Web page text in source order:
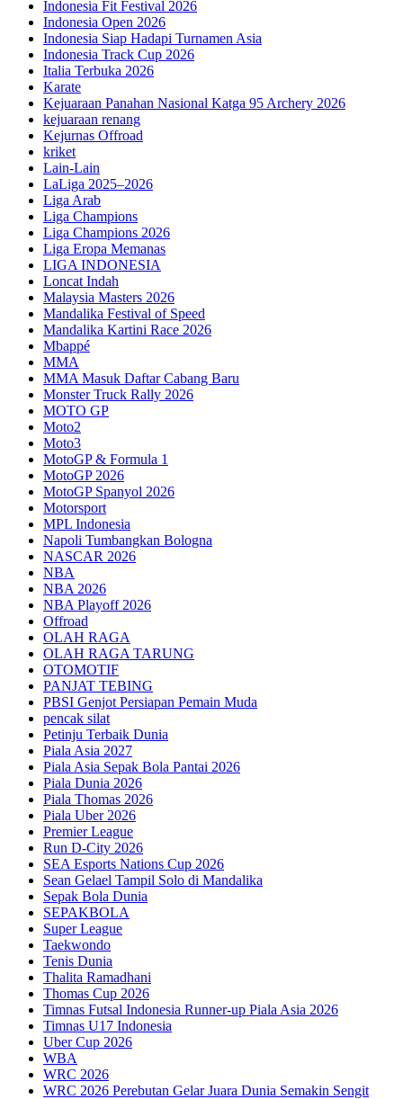
Indonesia Fit Festival 2026
Indonesia Open 2026
Indonesia Siap Hadapi Turnamen Asia
Indonesia Track Cup 2026
Italia Terbuka 2026
Karate
Kejuaraan Panahan Nasional Katga 95 Archery 2026
kejuaraan renang
Kejurnas Offroad
kriket
Lain-Lain
LaLiga 2025–2026
Liga Arab
Liga Champions
Liga Champions 2026
Liga Eropa Memanas
LIGA INDONESIA
Loncat Indah
Malaysia Masters 2026
Mandalika Festival of Speed
Mandalika Kartini Race 2026
Mbappé
MMA
MMA Masuk Daftar Cabang Baru
Monster Truck Rally 2026
MOTO GP
Moto2
Moto3
MotoGP & Formula 1
MotoGP 2026
MotoGP Spanyol 2026
Motorsport
MPL Indonesia
Napoli Tumbangkan Bologna
NASCAR 2026
NBA
NBA 2026
NBA Playoff 2026
Offroad
OLAH RAGA
OLAH RAGA TARUNG
OTOMOTIF
PANJAT TEBING
PBSI Genjot Persiapan Pemain Muda
pencak silat
Petinju Terbaik Dunia
Piala Asia 2027
Piala Asia Sepak Bola Pantai 2026
Piala Dunia 2026
Piala Thomas 2026
Piala Uber 2026
Premier League
Run D-City 2026
SEA Esports Nations Cup 2026
Sean Gelael Tampil Solo di Mandalika
Sepak Bola Dunia
SEPAKBOLA
Super League
Taekwondo
Tenis Dunia
Thalita Ramadhani
Thomas Cup 2026
Timnas Futsal Indonesia Runner-up Piala Asia 2026
Timnas U17 Indonesia
Uber Cup 2026
WBA
WRC 2026
WRC 2026 Perebutan Gelar Juara Dunia Semakin Sengit